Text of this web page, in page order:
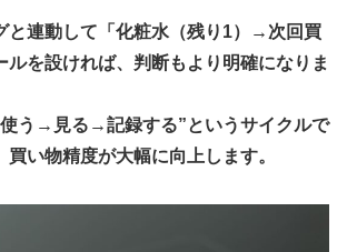
と連動して「化粧水（残り1）→次回買
ルを設ければ、判断もより明確になりま
う→見る→記録する”というサイクルで
買い物精度が大幅に向上します。